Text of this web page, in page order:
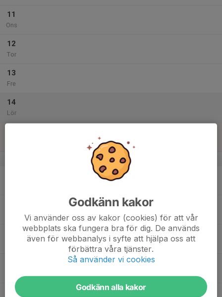
11
Ons
12
Tor
13
Fre
14
Lör
v.47
20
Godkänn kakor
Vi använder oss av kakor (cookies) för att vår
webbplats ska fungera bra för dig. De används
även för webbanalys i syfte att hjälpa oss att
förbättra våra tjänster.
Så använder vi cookies
Godkänn alla kakor